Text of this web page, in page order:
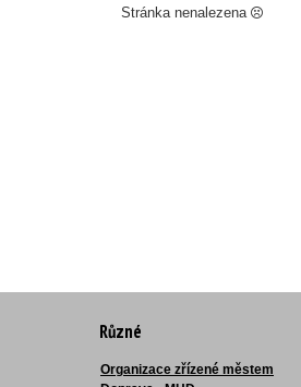
Stránka nenalezena
Různé
Organizace zřízené městem